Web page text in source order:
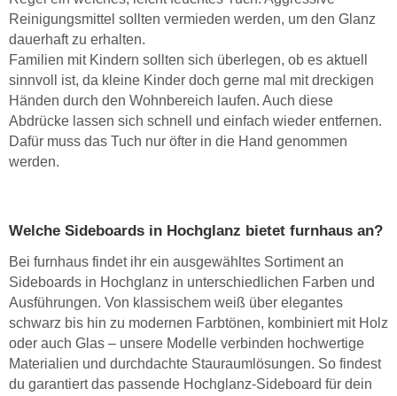
Reinigungsmittel sollten vermieden werden, um den Glanz
dauerhaft zu erhalten.
Familien mit Kindern sollten sich überlegen, ob es aktuell
sinnvoll ist, da kleine Kinder doch gerne mal mit dreckigen
Händen durch den Wohnbereich laufen. Auch diese
Abdrücke lassen sich schnell und einfach wieder entfernen.
Dafür muss das Tuch nur öfter in die Hand genommen
werden.
Welche Sideboards in Hochglanz bietet furnhaus an?
Bei furnhaus findet ihr ein ausgewähltes Sortiment an
Sideboards in Hochglanz in unterschiedlichen Farben und
Ausführungen. Von klassischem weiß über elegantes
schwarz bis hin zu modernen Farbtönen, kombiniert mit Holz
oder auch Glas – unsere Modelle verbinden hochwertige
Materialien und durchdachte Stauraumlösungen. So findest
du garantiert das passende Hochglanz-Sideboard für dein